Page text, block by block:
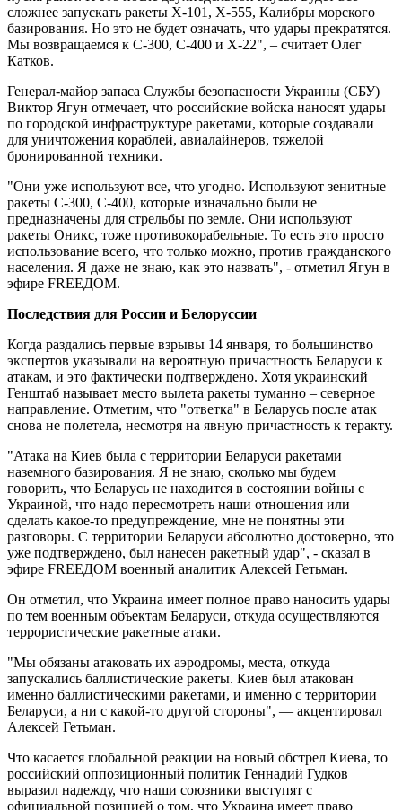
сложнее запускать ракеты Х-101, Х-555, Калибры морского
базирования. Но это не будет означать, что удары прекратятся.
Мы возвращаемся к С-300, С-400 и Х-22", – считает Олег
Катков.
Генерал-майор запаса Службы безопасности Украины (СБУ)
Виктор Ягун отмечает, что российские войска наносят удары
по городской инфраструктуре ракетами, которые создавали
для уничтожения кораблей, авиалайнеров, тяжелой
бронированной техники.
"Они уже используют все, что угодно. Используют зенитные
ракеты С-300, С-400, которые изначально были не
предназначены для стрельбы по земле. Они используют
ракеты Оникс, тоже противокорабельные. То есть это просто
использование всего, что только можно, против гражданского
населения. Я даже не знаю, как это назвать", - отметил Ягун в
эфире FREEДOM.
Последствия для России и Белоруссии
Когда раздались первые взрывы 14 января, то большинство
экспертов указывали на вероятную причастность Беларуси к
атакам, и это фактически подтверждено. Хотя украинский
Генштаб называет место вылета ракеты туманно – северное
направление. Отметим, что "ответка" в Беларусь после атак
снова не полетела, несмотря на явную причастность к теракту.
"Атака на Киев была с территории Беларуси ракетами
наземного базирования. Я не знаю, сколько мы будем
говорить, что Беларусь не находится в состоянии войны с
Украиной, что надо пересмотреть наши отношения или
сделать какое-то предупреждение, мне не понятны эти
разговоры. С территории Беларуси абсолютно достоверно, это
уже подтверждено, был нанесен ракетный удар", - сказал в
эфире FREEДOM военный аналитик Алексей Гетьман.
Он отметил, что Украина имеет полное право наносить удары
по тем военным объектам Беларуси, откуда осуществляются
террористические ракетные атаки.
"Мы обязаны атаковать их аэродромы, места, откуда
запускались баллистические ракеты. Киев был атакован
именно баллистическими ракетами, и именно с территории
Беларуси, а ни с какой-то другой стороны", — акцентировал
Алексей Гетьман.
Что касается глобальной реакции на новый обстрел Киева, то
российский оппозиционный политик Геннадий Гудков
выразил надежду, что наши союзники выступят с
официальной позицией о том, что Украина имеет право